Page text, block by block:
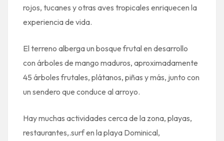
rojos, tucanes y otras aves tropicales enriquecen la
experiencia de vida.
El terreno alberga un bosque frutal en desarrollo
con árboles de mango maduros, aproximadamente
45 árboles frutales, plátanos, piñas y más, junto con
un sendero que conduce al arroyo.
Hay muchas actividades cerca de la zona, playas,
restaurantes,.surf en la playa Dominical,